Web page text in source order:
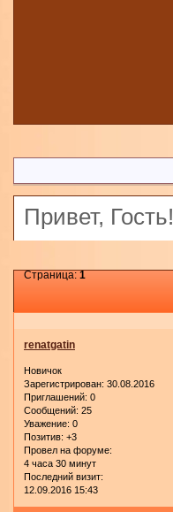
Привет, Гость!
Страница:1
renatgatin
Новичок
Зарегистрирован: 30.08.2016
Приглашений: 0
Сообщений: 25
Уважение: 0
Позитив: +3
Провел на форуме:
4 часа 30 минут
Последний визит:
12.09.2016 15:43